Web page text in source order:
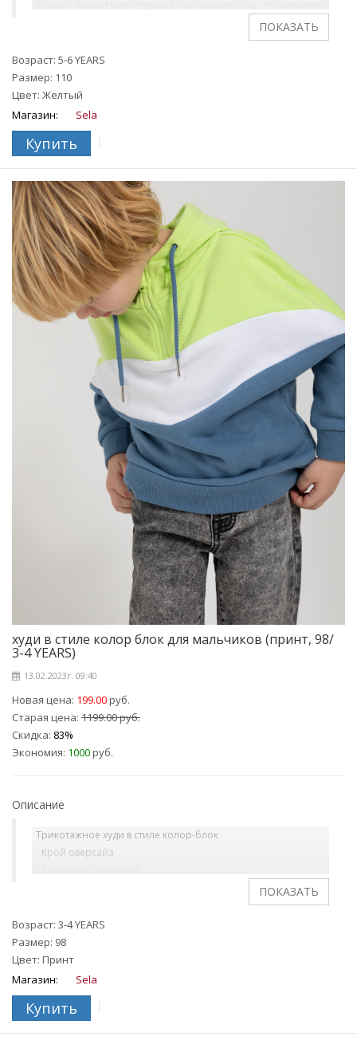
Возраст: 5-6 YEARS
Размер: 110
Цвет: Желтый
Магазин:
Sela
Купить
худи в стиле колор блок для мальчиков (принт, 98/
3-4 YEARS)
13.02.2023г. 09:40
Новая цена: 199.00руб.
Старая цена: 1199.00 руб.
Скидка: 83%
Экономия: 1000руб.
Описание
Трикотажное худи в стиле колор-блок
- Крой оверсайз
- Короткая застежка-молния с защитой подбородка
- Резинка на манжетах и по нижнему краю
На ребенке представлен размер 110.
Возраст: 3-4 YEARS
Размер: 98
Цвет: Принт
Магазин:
Sela
Купить